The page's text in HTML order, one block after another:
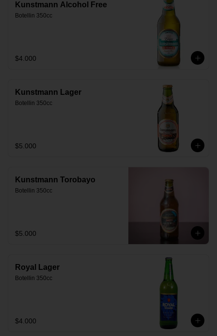
Kunstmann Alcohol Free
Botellin 350cc
$4.000
Kunstmann Lager
Botellin 350cc
$5.000
Kunstmann Torobayo
Botellin 350cc
$5.000
Royal Lager
Botellin 350cc
$4.000